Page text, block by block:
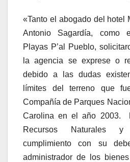
«Tanto el abogado del hotel
Antonio Sagardía, como
Playas P’al Pueblo,
la agencia se exprese o
debido a las dudas
límites del terreno que
Compañía de Parques
Carolina en el año 2003.
Recursos Naturales y
cumplimiento con su
administrador de los